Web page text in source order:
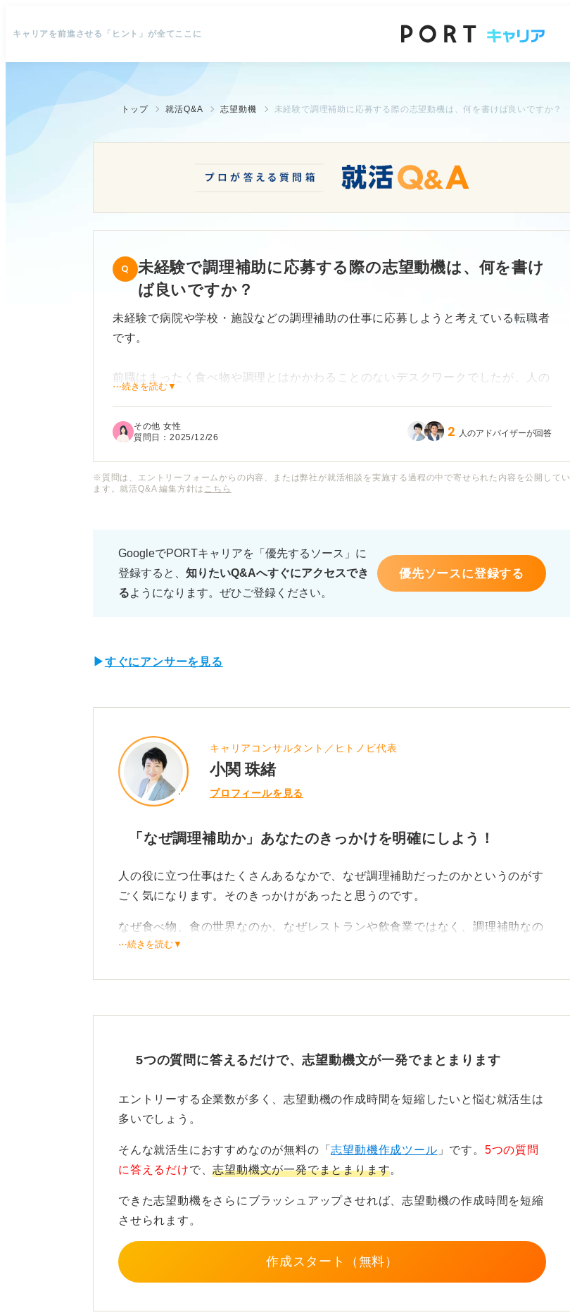
キャリアを前進させる「ヒント」が全てここに
トップ 就活Q&A 志望動機 未経験で調理補助に応募する際の志望動機は、何を書けば良いですか？
未経験で調理補助に応募する際の志望動機は、何を書け
ば良いですか？
未経験で病院や学校・施設などの調理補助の仕事に応募しようと考えている転職者
です。
前職はまったく食べ物や調理とはかかわることのないデスクワークでしたが、人の
経験はありません。
未経験から調理補助に応募する場合の志望動機としてどのような点を強調すれば熱
意が伝わり、採用につながるのか具体的なアドバイスや例文などがあれば教えてい
⋯続きを読む▼
その他 女性
質問日：2025/12/26 2 人のアドバイザーが回答
※質問は、エントリーフォームからの内容、または弊社が就活相談を実施する過程の中で寄せられた内容を公開してい
ます。就活Q&A 編集方針は こちら
GoogleでPORTキャリアを「優先するソース」に
登録すると、 知りたいQ&Aへすぐにアクセスでき
るようになります。ぜひご登録ください。
優先ソースに登録する
▶すぐにアンサーを見る
キャリアコンサルタント／ヒトノビ代表
小関 珠緒
プロフィールを見る
「なぜ調理補助か」あなたのきっかけを明確にしよう！
人の役に立つ仕事はたくさんあるなかで、なぜ調理補助だったのかというのがす
ごく気になります。そのきっかけがあったと思うのです。
なぜ食べ物、食の世界なのか。なぜレストランや飲食業ではなく、調理補助なの
か。
保育園や学校の調理スタッフではなく、なぜ調理補助なのか。極端なものと比較
いです。
デスクワークの経験も立派な強み！ 調理補助に活かすことは可能
前職はデスクワークだったということなので、そこで培った「正確にやってき
た」「丁寧に作業してきた」「事務処理能力が高い」といったことがあれば、活
デスクワークでのコミュニケーション力や、報連相をきちんとしてきたといった
なぜ調理補助なのかという具体的なエピソードも含めて掘り下げて書き出してみ
0
⋯続きを読む▼
5つの質問に答えるだけで、志望動機文が一発でまとまります
エントリーする企業数が多く、志望動機の作成時間を短縮したいと悩む就活生は
多いでしょう。
そんな就活生におすすめなのが無料の「志望動機作成ツール 」です。 5つの質問
に答えるだけで、志望動機文が一発でまとまります。
できた志望動機をさらにブラッシュアップさせれば、志望動機の作成時間を短縮
させられます。
作成スタート（無料）